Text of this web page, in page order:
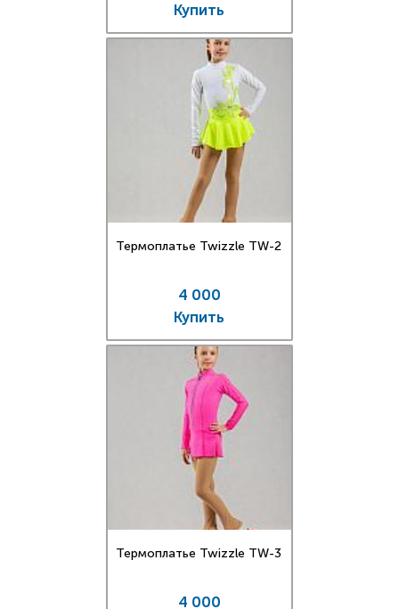
Купить
Термоплатье Twizzle TW-2
4 000
Купить
Термоплатье Twizzle TW-3
4 000